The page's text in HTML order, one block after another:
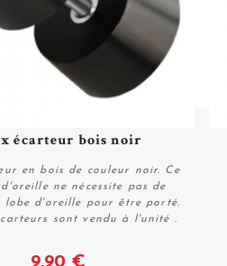
Voir
écarteur bois noir
en bois de couleur noir. Ce
ne nécessite pas de
lobe d'oreille pour être porté.
sont vendu à l'unité .